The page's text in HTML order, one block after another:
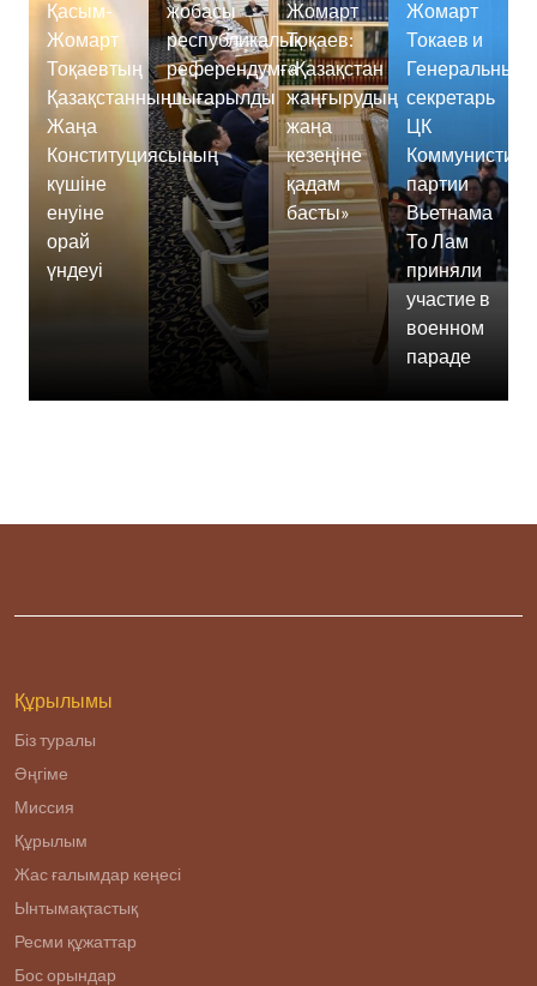
Қасым-
Жомарт
Тоқаевтың
Қазақстанның
Жаңа
Конституциясының
күшіне
енуіне
орай
үндеуі
жобасы
республикалық
референдумға
шығарылды
Жомарт
Тоқаев:
«Қазақстан
жаңғырудың
жаңа
кезеңіне
қадам
басты»
Жомарт
Токаев и
Генеральный
секретарь
ЦК
партии
Вьетнама
То Лам
приняли
участие в
военном
параде
Құрылымы
Біз туралы
Әңгіме
Миссия
Құрылым
Жас ғалымдар кеңесі
Ынтымақтастық
Ресми құжаттар
Бос орындар